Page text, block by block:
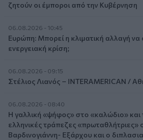
ζητούν οι έμποροι από την Κυβέρνηση
06.08.2026 - 10:45
Ευρώπη: Μπορεί η κλιματική αλλαγή να
ενεργειακή κρίση;
06.08.2026 - 09:15
Στέλιος Λιανός – INTERAMERICAN /
06.08.2026 - 08:40
Η γαλλική «ψήφος» στο «καλώδιο» και
ελληνικές τράπεζες «πρωταθλήτριες»
Βαρδινογιάννη- Εξάρχου και ο